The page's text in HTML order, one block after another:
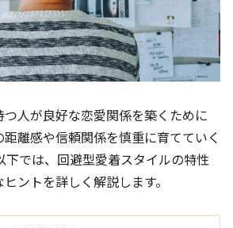
人が良好な恋愛関係を築くために
離感や信頼関係を慎重に育てていく
下では、回避型愛着スタイルの特性
ントを詳しく解説します。